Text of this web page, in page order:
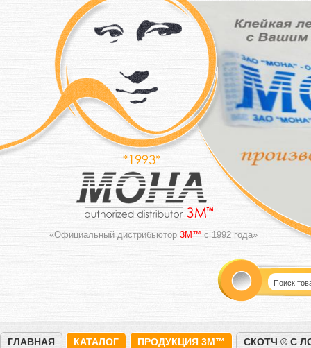
«Официальный дистрибьютор 3M™ с 1992 года»
ГЛАВНАЯ КАТАЛОГ ПРОДУКЦИЯ 3M™ СКОТЧ ® С